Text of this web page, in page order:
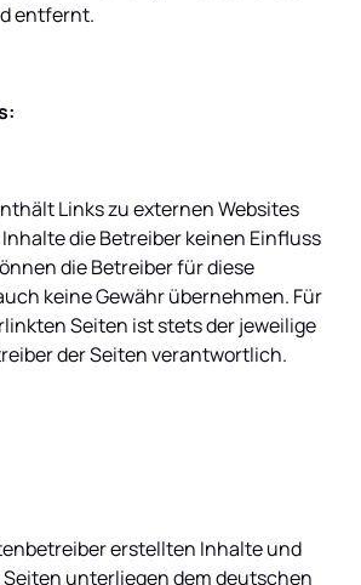
entfernt.
Links zu externen Websites
die Betreiber keinen Einfluss
die Betreiber für diese
keine Gewähr übernehmen. Für
Seiten ist stets der jeweilige
der Seiten verantwortlich.
erstellten Inhalte und
Seiten unterliegen dem deutschen